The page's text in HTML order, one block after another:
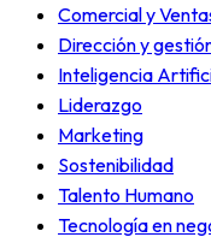
Comercial y
Dirección y
Inteligencia
Liderazgo
Marketing
Sostenibilidad
Talento Humano
Tecnología en